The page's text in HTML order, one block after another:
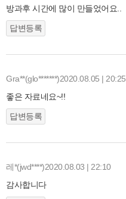
방과후 시간에 많이 만들었어요..
답변등록
Gra**(glo*******)2020.08.05 | 20:25
좋은 자료네요~!!
답변등록
레*(jwd****)2020.08.03 | 22:10
감사합니다